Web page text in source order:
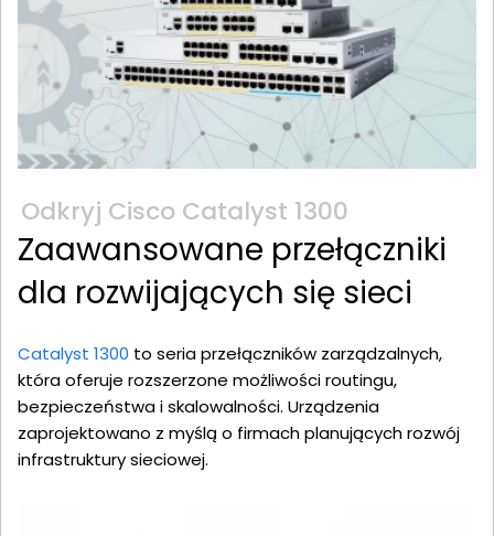
Odkryj Cisco Catalyst 1300
Zaawansowane przełączniki
dla rozwijających się sieci
Catalyst 1300 to seria przełączników zarządzalnych,
która oferuje rozszerzone możliwości routingu,
bezpieczeństwa i skalowalności. Urządzenia
zaprojektowano z myślą o firmach planujących rozwój
infrastruktury sieciowej.